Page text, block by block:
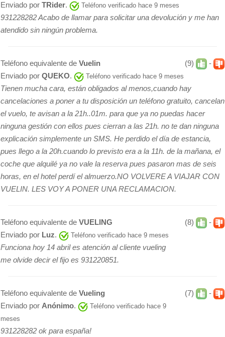
Enviado por TRider. Teléfono verificado hace 9 meses
931228282 Acabo de llamar para solicitar una devolución y me han
atendido sin ningún problema.
(9) -
Teléfono equivalente de Vuelin
Enviado por QUEKO. Teléfono verificado hace 9 meses
Tienen mucha cara, están obligados al menos,cuando hay
cancelaciones a poner a tu disposición un teléfono gratuito, cancelan
el vuelo, te avisan a la 21h..01m. para que ya no puedas hacer
ninguna gestión con ellos pues cierran a las 21h. no te dan ninguna
explicación simplemente un SMS. He perdido el día de estancia,
pues llego a la 20h.cuando lo previsto era a la 11h. de la mañana, el
coche que alquilé ya no vale la reserva pues pasaron mas de seis
horas, en el hotel perdí el almuerzo.NO VOLVERE A VIAJAR CON
VUELIN. LES VOY A PONER UNA RECLAMACION.
(8) -
Teléfono equivalente de VUELING
Enviado por Luz. Teléfono verificado hace 9 meses
Funciona hoy 14 abril es atención al cliente vueling
me olvide decir el fijo es 931220851.
(7) -
Teléfono equivalente de Vueling
Enviado por Anónimo.
Teléfono verificado hace 9
meses
931228282 ok para españa!